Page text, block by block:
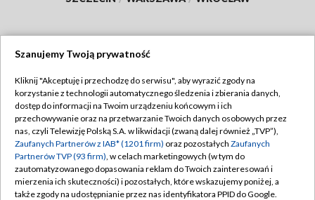
TVP
Abonament TVP
Emisja w TVP
Centrum informacji TVP
Naziemna Telewizja Cyfrowa
Regulamin TVP
Polityka prywatności
Moje zgody
Pomoc
Szanujemy Twoją prywatność
Kliknij "Akceptuję i przechodzę do serwisu", aby wyrazić zgody na
korzystanie z technologii automatycznego śledzenia i zbierania danych,
dostęp do informacji na Twoim urządzeniu końcowym i ich
przechowywanie oraz na przetwarzanie Twoich danych osobowych przez
nas, czyli Telewizję Polską S.A. w likwidacji (zwaną dalej również „TVP”),
Zaufanych Partnerów z IAB* (1201 firm) oraz pozostałych Zaufanych
Partnerów TVP (93 firm), w celach marketingowych (w tym do
zautomatyzowanego dopasowania reklam do Twoich zainteresowań i
mierzenia ich skuteczności) i pozostałych, które wskazujemy poniżej, a
także zgody na udostępnianie przez nas identyfikatora PPID do Google.